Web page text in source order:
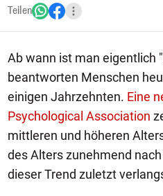
Teilen
Ab wann ist man eigentlich
beantworten Menschen
einigen Jahrzehnten. Eine
Psychological Association
mittleren und höheren
des Alters zunehmend
dieser Trend zuletzt